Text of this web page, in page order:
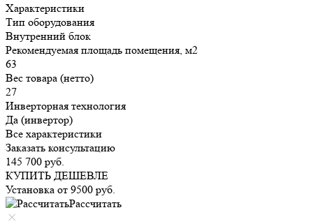
Характеристики
Тип оборудования
Внутренний блок
Рекомендуемая площадь помещения, м2
63
Вес товара (нетто)
27
Инверторная технология
Да (инвертор)
Все характеристики
Заказать консультацию
145 700 руб.
КУПИТЬ ДЕШЕВЛЕ
Установка от 9500 руб.
Рассчитать